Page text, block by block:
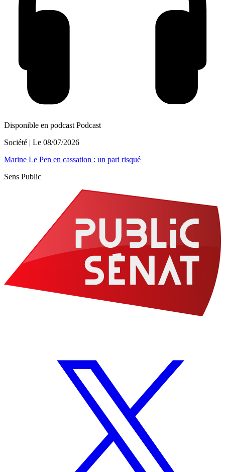
Disponible en podcast Podcast
Société | Le 08/07/2026
Marine Le Pen en cassation : un pari risqué
Sens Public